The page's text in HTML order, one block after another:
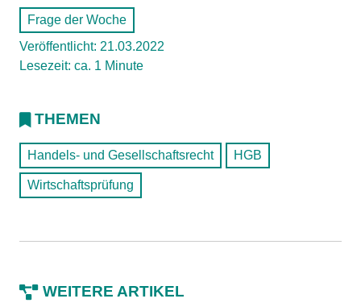
Frage der Woche
Veröffentlicht: 21.03.2022
Lesezeit: ca. 1 Minute
THEMEN
Handels- und Gesellschaftsrecht HGB
Wirtschaftsprüfung
WEITERE ARTIKEL